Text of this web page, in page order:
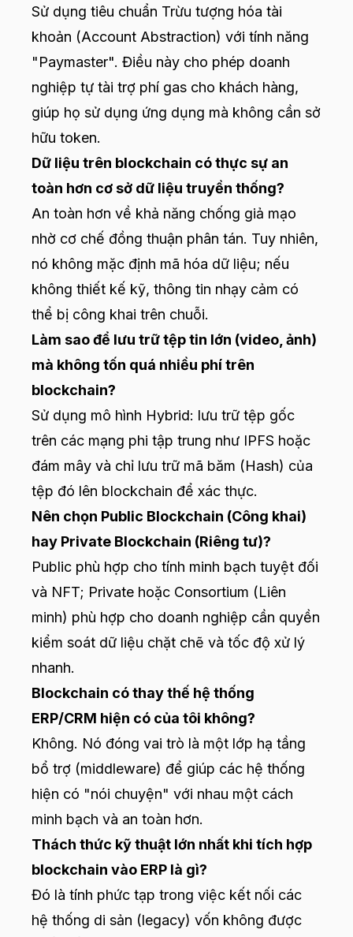
Sử dụng tiêu chuẩn Trừu tượng hóa tài
khoản (Account Abstraction) với tính năng
"Paymaster". Điều này cho phép doanh
nghiệp tự tài trợ phí gas cho khách hàng,
giúp họ sử dụng ứng dụng mà không cần sở
hữu token.
Dữ liệu trên blockchain có thực sự an
toàn hơn cơ sở dữ liệu truyền thống?
An toàn hơn về khả năng chống giả mạo
nhờ cơ chế đồng thuận phân tán. Tuy nhiên,
nó không mặc định mã hóa dữ liệu; nếu
không thiết kế kỹ, thông tin nhạy cảm có
thể bị công khai trên chuỗi.
Làm sao để lưu trữ tệp tin lớn (video, ảnh)
mà không tốn quá nhiều phí trên
blockchain?
Sử dụng mô hình Hybrid: lưu trữ tệp gốc
trên các mạng phi tập trung như IPFS hoặc
đám mây và chỉ lưu trữ mã băm (Hash) của
tệp đó lên blockchain để xác thực.
Nên chọn Public Blockchain (Công khai)
hay Private Blockchain (Riêng tư)?
Public phù hợp cho tính minh bạch tuyệt đối
và NFT; Private hoặc Consortium (Liên
minh) phù hợp cho doanh nghiệp cần quyền
kiểm soát dữ liệu chặt chẽ và tốc độ xử lý
nhanh.
Blockchain có thay thế hệ thống
ERP/CRM hiện có của tôi không?
Không. Nó đóng vai trò là một lớp hạ tầng
bổ trợ (middleware) để giúp các hệ thống
hiện có "nói chuyện" với nhau một cách
minh bạch và an toàn hơn.
Thách thức kỹ thuật lớn nhất khi tích hợp
blockchain vào ERP là gì?
Đó là tính phức tạp trong việc kết nối các
hệ thống di sản (legacy) vốn không được